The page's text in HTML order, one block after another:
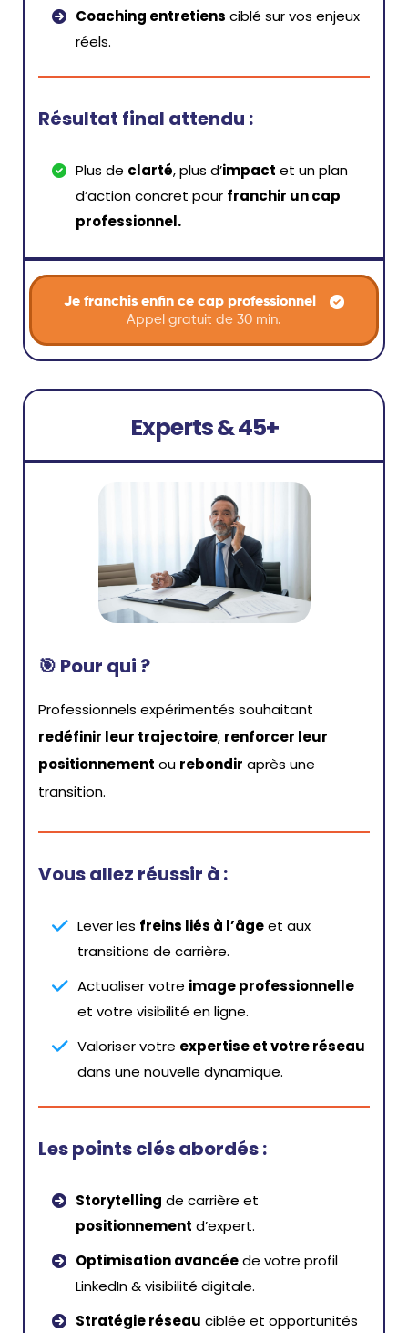
Coaching entretiens ciblé sur vos enjeux
réels.
Résultat final attendu :
Plus de clarté, plus d’impact et un plan
d’action concret pour franchir un cap
professionnel.
Je franchis enfin ce cap professionnel
Appel gratuit de 30 min.
Experts & 45+
🎯 Pour qui ?
Professionnels expérimentés souhaitant
redéfinir leur trajectoire, renforcer leur
positionnement ou rebondir après une
transition.
Vous allez réussir à :
Lever les freins liés à l’âgeet aux
transitions de carrière.
Actualiser votre image professionnelle
et votre visibilité en ligne.
Valoriser votre expertise et votre réseau
dans une nouvelle dynamique.
Les points clés abordés :
Storytelling de carrière et
positionnement d’expert.
Optimisation avancéede votre profil
LinkedIn & visibilité digitale.
Stratégie réseau ciblée et opportunités